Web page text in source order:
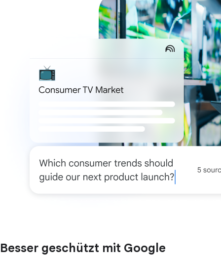
Besser geschützt mit Google